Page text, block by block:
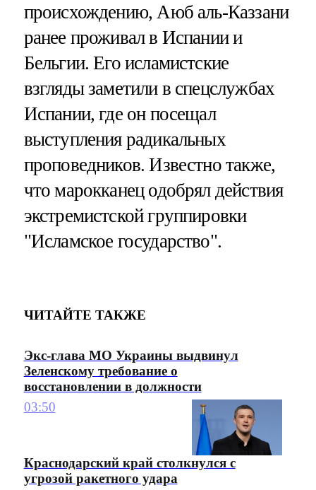
происхождению, Аюб аль-Каззани
ранее проживал в Испании и
Бельгии. Его исламистские
взгляды заметили в спецслужбах
Испании, где он посещал
выступления радикальных
проповедников. Известно также,
что марокканец одобрял действия
экстремистской группировки
"Исламское государство".
ЧИТАЙТЕ ТАКЖЕ
Экс-глава МО Украины выдвинул
Зеленскому требование о
восстановлении в должности
03:50
Краснодарский край столкнулся с
угрозой ракетного удара